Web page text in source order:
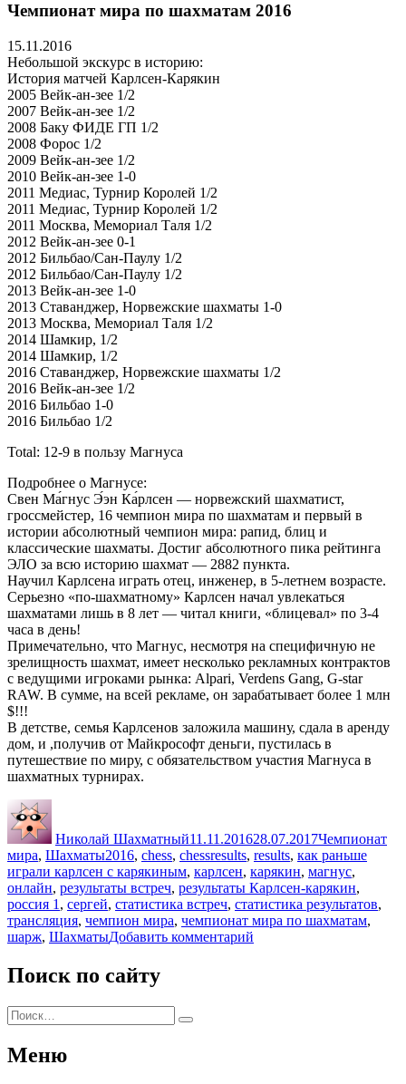
Чемпионат мира по шахматам 2016
15.11.2016
Небольшой экскурс в историю:
История матчей Карлсен-Карякин
2005 Вейк-ан-зее 1/2
2007 Вейк-ан-зее 1/2
2008 Баку ФИДЕ ГП 1/2
2008 Форос 1/2
2009 Вейк-ан-зее 1/2
2010 Вейк-ан-зеe 1-0
2011 Медиас, Турнир Королей 1/2
2011 Медиас, Турнир Королей 1/2
2011 Москва, Мемориал Таля 1/2
2012 Вейк-ан-зеe 0-1
2012 Бильбао/Сан-Паулу 1/2
2012 Бильбао/Сан-Паулу 1/2
2013 Вейк-ан-зеe 1-0
2013 Ставанджер, Норвежские шахматы 1-0
2013 Москва, Мемориал Таля 1/2
2014 Шамкир, 1/2
2014 Шамкир, 1/2
2016 Ставанджер, Норвежские шахматы 1/2
2016 Вейк-ан-зеe 1/2
2016 Бильбао 1-0
2016 Бильбао 1/2
Total: 12-9 в пользу Магнуса
Подробнее о Магнусе:
Свен Ма́гнус Э́эн Ка́рлсен — норвежский шахматист,
гроссмейстер, 16 чемпион мира по шахматам и первый в
истории абсолютный чемпион мира: рапид, блиц и
классические шахматы. Достиг абсолютного пика рейтинга
ЭЛО за всю историю шахмат — 2882 пункта.
Научил Карлсена играть отец, инженер, в 5-летнем возрасте.
Серьезно «по-шахматному» Карлсен начал увлекаться
шахматами лишь в 8 лет — читал книги, «блицевал» по 3-4
часа в день!
Примечательно, что Магнус, несмотря на специфичную не
зрелищность шахмат, имеет несколько рекламных контрактов
с ведущими игроками рынка: Alpari, Verdens Gang, G-star
RAW. В сумме, на всей рекламе, он зарабатывает более 1 млн
$!!!
В детстве, семья Карлсенов заложила машину, сдала в аренду
дом, и ,получив от Майкрософт деньги, пустилась в
путешествие по миру, с обязательством участия Магнуса в
шахматных турнирах.
Николай Шахматный11.11.201628.07.2017Чемпионат
мира, ШахматыМетки
2016, chess, chessresults, results, как раньше
играли карлсен с карякиным, карлсен, карякин, магнус,
онлайн, результаты встреч, результаты Карлсен-карякин,
россия 1 , сергей, статистика встреч, статистика результатов,
трансляция, чемпион мира, чемпионат мира по шахматам,
шарж, ШахматыДобавить комментарий
Поиск по сайту
Искать:
Поиск
Меню